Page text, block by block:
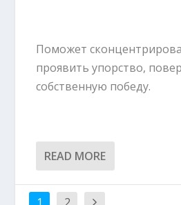
Поможет
проявить упорство,
собственную победу.
READ MORE